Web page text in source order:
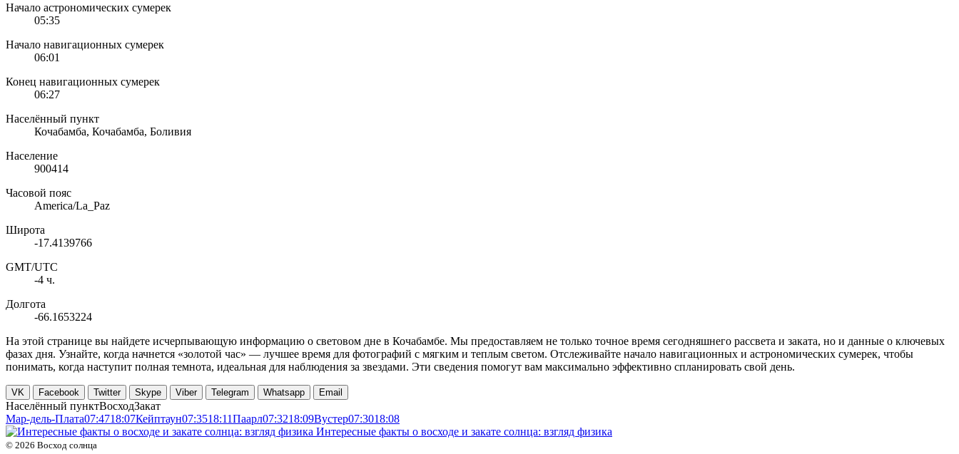
Начало астрономических сумерек
05:35
Начало навигационных сумерек
06:01
Конец навигационных сумерек
06:27
Населённый пункт
Кочабамба, Кочабамба, Боливия
Население
900414
Часовой пояс
America/La_Paz
Широта
-17.4139766
GMT/UTC
-4 ч.
Долгота
-66.1653224
На этой странице вы найдете исчерпывающую информацию о световом дне в Кочабамбе. Мы предоставляем не только точное время сегодняшнего рассвета и заката, но и данные о ключевых
фазах дня. Узнайте, когда начнется «золотой час» — лучшее время для фотографий с мягким и теплым светом. Отслеживайте начало навигационных и астрономических сумерек, чтобы
понимать, когда наступит полная темнота, идеальная для наблюдения за звездами. Эти сведения помогут вам максимально эффективно спланировать свой день.
VK Facebook Twitter Skype Viber Telegram Whatsapp Email
Населённый пунктВосходЗакат
Мар-дель-Плата07:4718:07Кейптаун07:3518:11Паарл07:3218:09Вустер07:3018:08
Интересные факты о восходе и закате солнца: взгляд физика
© 2026 Восход солнца